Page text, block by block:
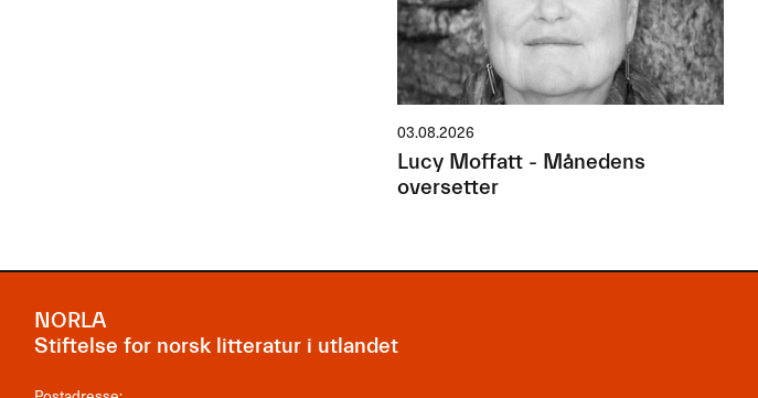
03.08.2026
Lucy Moffatt - Månedens
oversetter
NORLA
Stiftelse for norsk litteratur i utlandet